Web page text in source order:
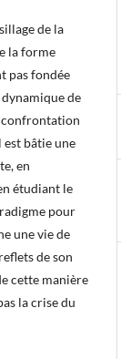
de la
la forme
pas fondée
de
confrontation
est bâtie une
en
étudiant le
pour
une vie de
de son
cette manière
la crise du